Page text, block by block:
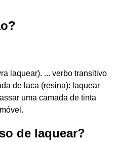
laquear). ... verbo transitivo
de laca (resina): laquear
uma camada de tinta
de laquear?